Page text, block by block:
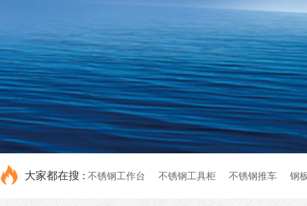
大家都在搜 : 不锈钢工作台 不锈钢工具柜 不锈钢推车 钢